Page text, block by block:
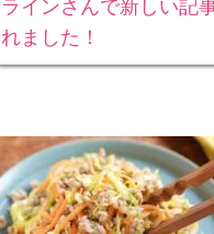
ラインさんで新しい記
れました！